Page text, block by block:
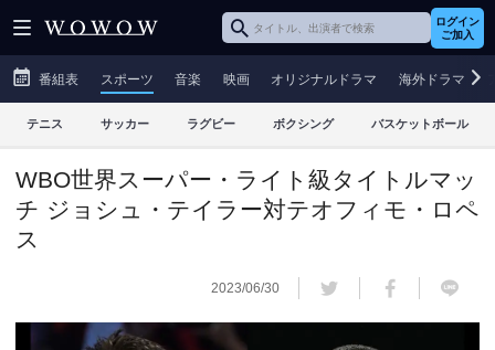
ログイン
ご加入
番組表 スポーツ 音楽 映画 オリジナルドラマ 海外ドラマ
テニス サッカー ラグビー ボクシング バスケットボール
WBO世界スーパー・ライト級タイトルマッ
チ ジョシュ・テイラー対テオフィモ・ロペ
ス
2023/06/30